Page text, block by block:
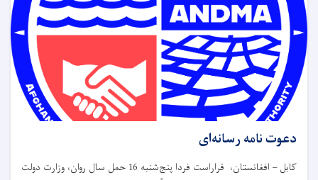
دعوت نامه رسانه‌ای
کابل – افغانستان، قراراست فردا پنج‌شنبه 16 حمل سال روان، وزارت دولت